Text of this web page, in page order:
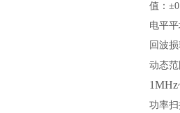
值：
电平
回波
动态
功率